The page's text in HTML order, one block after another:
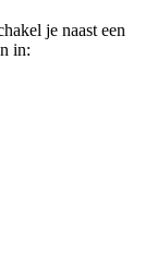
je naast een
in: